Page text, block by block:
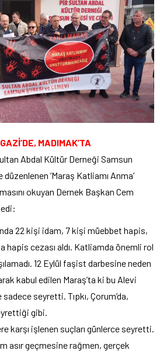
MADIMAK’TA
Abdal Kültür Derneği Samsun
‘Maraş Katliamı Anma’
okuyan Dernek Başkan Cem
22 kişi idam, 7 kişi müebbet hapis,
hapis cezası aldı. Katliamda önemli rol
12 Eylül faşist darbesine neden
kabul edilen Maraş’ta ki bu Alevi
seyretti. Tıpkı, Çorum’da,
gibi.
karşı işlenen suçları günlerce seyretti.
asır geçmesine rağmen, gerçek